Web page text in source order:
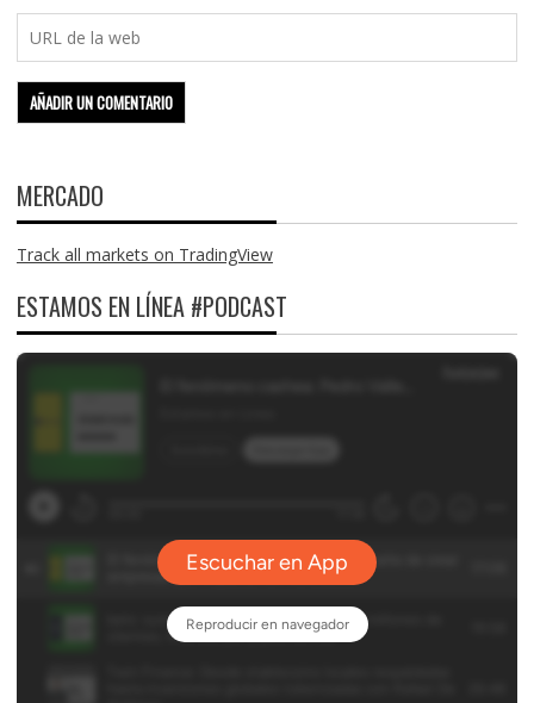
MERCADO
Track all markets on TradingView
ESTAMOS EN LÍNEA #PODCAST